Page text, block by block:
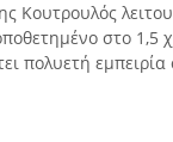
Κουτρουλός
στο 1,5
πολυετή